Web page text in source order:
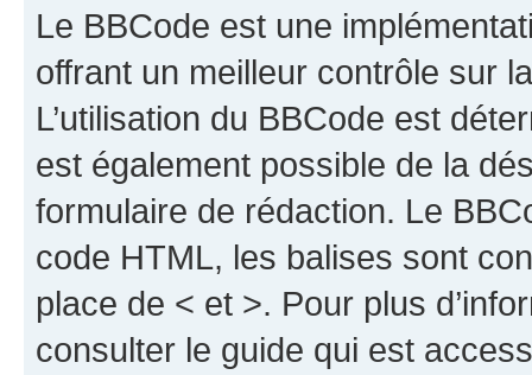
Le BBCode est une
offrant un meilleur contrôle sur
L’utilisation du BBCode est
est également possible de la
formulaire de rédaction. Le
code HTML, les balises sont
place de < et >. Pour plus
consulter le guide qui est